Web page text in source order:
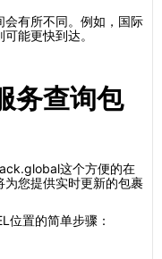
有所不同。例如，国际
能更快到达。
务查询包
这个方便的在
您提供实时更新的包裹
位置的简单步骤：